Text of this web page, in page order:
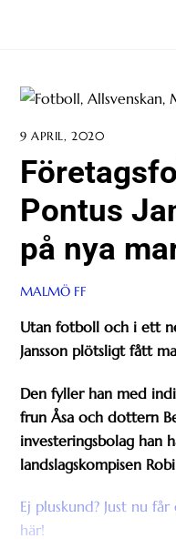
9 APRIL, 2020
Pontus
på nya
MALMÖ FF
Utan fotboll och i ett
Jansson plötsligt fått
Den fyller han med
frun Åsa och dottern
investeringsbolag han
landslagskompisen
Ej pluskund? Just nu
här!